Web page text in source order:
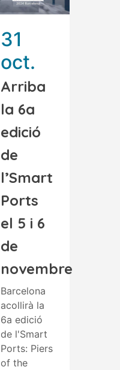
31
oct.
Arriba
la 6a
edició
de
l’Smart
Ports
el 5 i 6
de
novembre
Barcelona
acollirà la
6a edició
de l'Smart
Ports: Piers
of the